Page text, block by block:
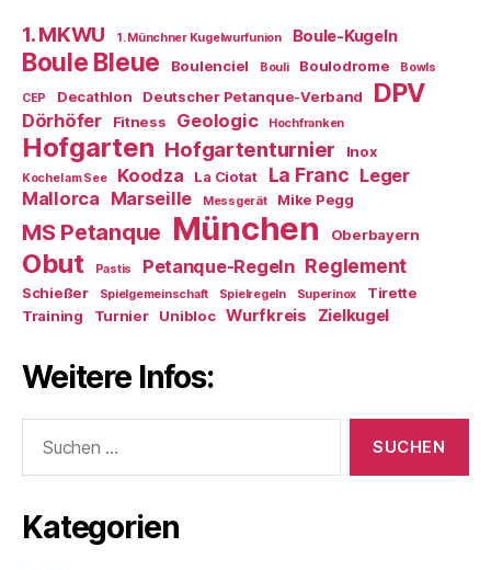
1. MKWU 1. Münchner Kugelwurfunion Boule-Kugeln
Boule Bleue Boulenciel Bouli Boulodrome Bowls
CEP Decathlon Deutscher Petanque-Verband DPV
Dörhöfer Fitness Geologic Hochfranken
Hofgarten Hofgartenturnier Inox
Kochel am See Koodza La Ciotat La Franc Leger
Mallorca Marseille Messgerät Mike Pegg
MS Petanque München Oberbayern
Obut Pastis Petanque-Regeln Reglement
Schießer Spielgemeinschaft Spielregeln Superinox
Tirette
Training
Turnier Unibloc Wurfkreis Zielkugel
Weitere Infos:
nach:
Kategorien